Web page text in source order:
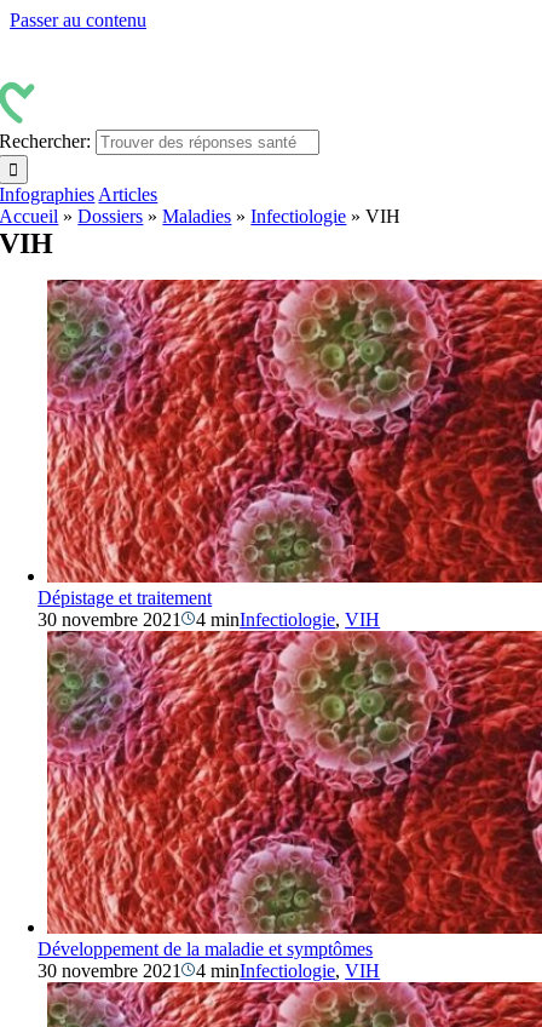
Passer au contenu
Rechercher:
Infographies Articles
Accueil »Dossiers »Maladies »Infectiologie »VIH
VIH
Dépistage et traitement
30 novembre 2021
4 minInfectiologie,VIH
Développement de la maladie et symptômes
30 novembre 2021
4 minInfectiologie,VIH